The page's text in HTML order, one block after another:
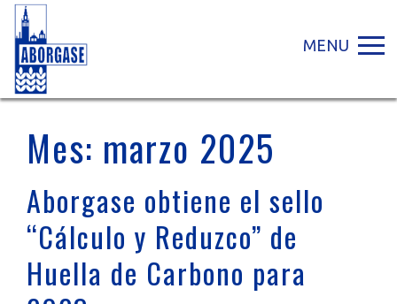
Mes: marzo 2025
Aborgase obtiene el sello
“Cálculo y Reduzco” de
Huella de Carbono para
MENU